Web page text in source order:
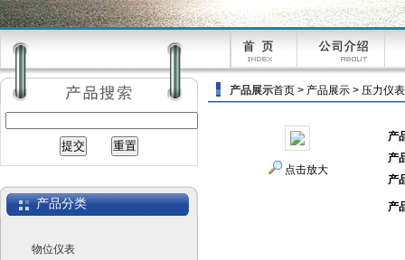
江苏润仪仪表有限公司
产品分类
物位仪表
产品展示首页 > 产品展示 > 压力仪表
点击放大
产
产
产
产